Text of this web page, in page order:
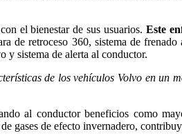
el bienestar de sus usuarios. Este
de retroceso 360, sistema de
y sistema de alerta al conductor.
de los vehículos Volvo en un
al conductor beneficios como
gases de efecto invernadero,